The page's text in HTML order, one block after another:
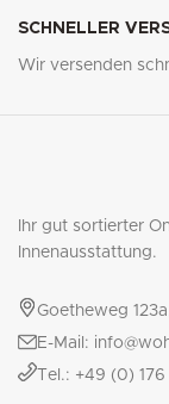
SCHNELLER
Wir versenden
Ihr gut sortierter
Innenausstattung.
Goetheweg
E-Mail:
Tel.: +49 (0)